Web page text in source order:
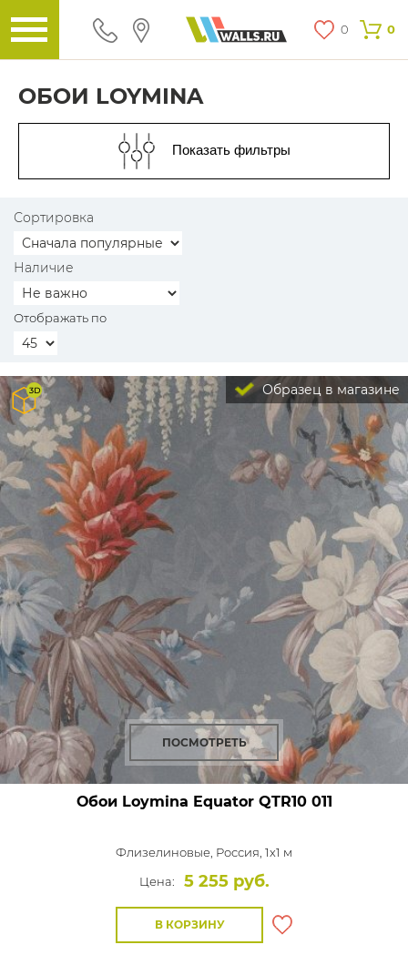
0 0
ОБОИ LOYMINA
Показать фильтры
Сортировка
Наличие
Отображать по
Образец в магазине
ПОСМОТРЕТЬ
Обои Loymina EquatorQTR10 011
Флизелиновые, Россия, 1x1 м
Цена:
5 255 руб.
В КОРЗИНУ